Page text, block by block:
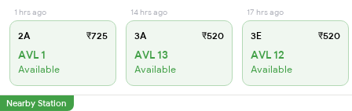
1 hrs ago
2A ₹725
AVL 1
Available
14 hrs ago
3A ₹520
AVL 13
Available
17 hrs ago
3E ₹520
AVL 12
Available
Nearby Station